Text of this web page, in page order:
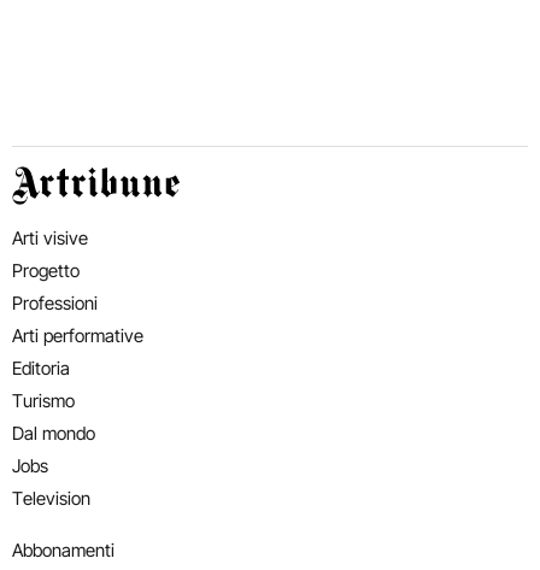
Artribune
Arti visive
Progetto
Professioni
Arti performative
Editoria
Turismo
Dal mondo
Jobs
Television
Abbonamenti